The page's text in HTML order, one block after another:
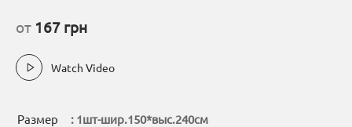
от 167 грн
Watch Video
Размер : 1шт-шир.150*выс.240cм